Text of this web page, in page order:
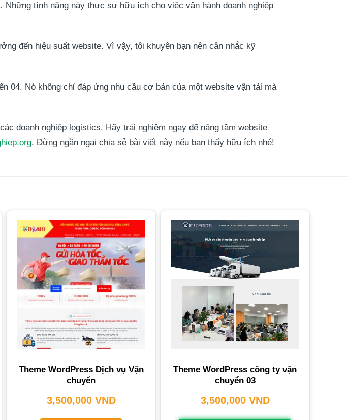
tính năng này thực sự hữu ích cho việc vận hành doanh nghiệp
đến hiệu suất website. Vì vậy, tôi khuyên bạn nên cân nhắc kỹ
04. Nó không chỉ đáp ứng nhu cầu cơ bản của một website vận tải mà
doanh nghiệp logistics. Hãy trải nghiệm ngay để nâng tầm website
. Đừng ngần ngại chia sẻ bài viết này nếu bạn thấy hữu ích nhé!
Theme WordPress Dịch vụ Vận
chuyển
3,500,000 VND
Theme WordPress công ty vận
chuyển 03
3,500,000 VND